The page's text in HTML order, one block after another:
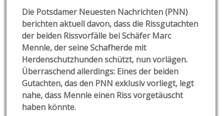
Die Potsdamer Neuesten Nachrichten (PNN)
berichten aktuell davon, dass die Rissgutachten
der beiden Rissvorfälle bei Schäfer Marc
Mennle, der seine Schafherde mit
Herdenschutzhunden schützt, nun vorlägen.
Überraschend allerdings: Eines der beiden
Gutachten, das den PNN exklusiv vorliegt, legt
nahe, dass Mennle einen Riss vorgetäuscht
haben könnte.